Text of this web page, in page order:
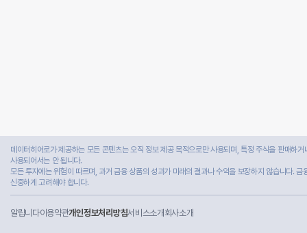
데이터히어로가 제공하는 모든 콘텐츠는 오직 정보 제공 목적으로만 사용되며, 특정 주식을 판매하
사용되어서는 안 됩니다.
모든 투자에는 위험이 따르며, 과거 금융 상품의 성과가 미래의 결과나 수익을 보장하지 않습니다.
신중하게 고려해야 합니다.
알립니다이용약관개인정보처리방침서비스소개 회사소개